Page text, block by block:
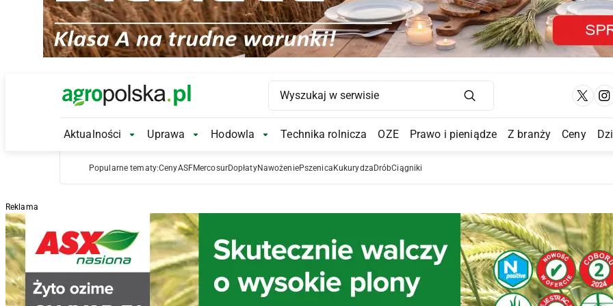
Main Logo
Main Navigation
Aktualności Aktualności Submenu
Uprawa Uprawa Submenu
Hodowla Hodowla Submenu
Technika rolnicza OZE Prawo i pieniądze Z branży Ceny
Popularne tematy:CenyASFMercosurDopłatyNawożeniePszenica Kukurydza DróbCiągniki
Reklama